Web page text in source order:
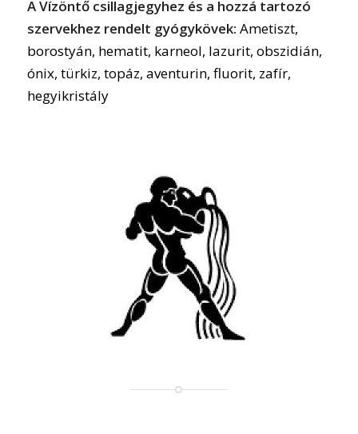
A Vízöntő csillagjegyhez és a hozzá tartozó
szervekhez rendelt gyógykövek: Ametiszt,
borostyán, hematit, karneol, lazurit, obszidián,
ónix, türkiz, topáz, aventurin, fluorit, zafír,
hegyikristály